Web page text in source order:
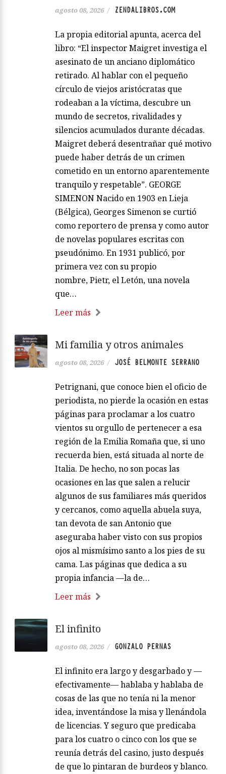
agosto 08, 2026 / ZENDALIBROS.COM
La propia editorial apunta, acerca del
libro: “El inspector Maigret investiga el
asesinato de un anciano diplomático
retirado. Al hablar con el pequeño
círculo de viejos aristócratas que
rodeaban a la víctima, descubre un
mundo de secretos, rivalidades y
silencios acumulados durante décadas.
Maigret deberá desentrañar qué motivo
puede haber detrás de un crimen
cometido en un entorno aparentemente
tranquilo y respetable”. GEORGE
SIMENON Nacido en 1903 en Lieja
(Bélgica), Georges Simenon se curtió
como reportero de prensa y como autor
de novelas populares escritas con
pseudónimo. En 1931 publicó, por
primera vez con su propio
nombre, Pietr, el Letón, una novela
que…
Leer más
Mi familia y otros animales
agosto 08, 2026 / JOSÉ BELMONTE SERRANO
Petrignani, que conoce bien el oficio de
periodista, no pierde la ocasión en estas
páginas para proclamar a los cuatro
vientos su orgullo de pertenecer a esa
región de la Emilia Romaña que, si uno
recuerda bien, está situada al norte de
Italia. De hecho, no son pocas las
ocasiones en las que salen a relucir
algunos de sus familiares más queridos
y cercanos, como aquella abuela suya,
tan devota de san Antonio que
aseguraba haber visto con sus propios
ojos al mismísimo santo a los pies de su
cama. Las páginas que dedica a su
propia infancia —la de…
Leer más
El infinito
agosto 08, 2026 / GONZALO PERNAS
El infinito era largo y desgarbado y —
efectivamente— hablaba y hablaba de
cosas de las que no tenía ni la menor
idea, inventándose la misa y llenándola
de licencias. Y seguro que predicaba
para los cuatro o cinco con los que se
reunía detrás del casino, justo después
de que lo pintaran de burdeos y blanco.